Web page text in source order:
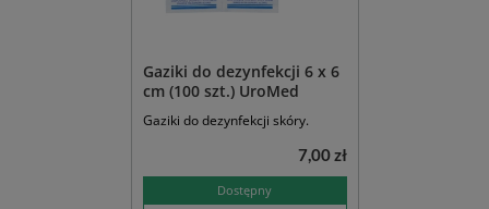
Gaziki do dezynfekcji 6 x 6
cm (100 szt.) UroMed
Gaziki do dezynfekcji skóry.
Dostępny
7,00 zł